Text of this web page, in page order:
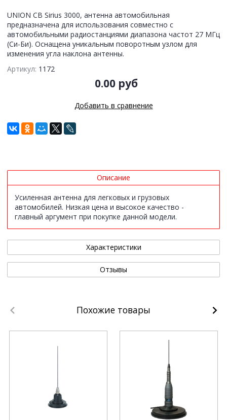
UNION CB Sirius 3000, антенна автомобильная
предназначена для использования совместно с
автомобильными радиостанциями диапазона частот 27 МГц
(Си-Би). Оснащена уникальным поворотным узлом для
изменения угла наклона антенны.
Артикул: 1172
0.00 руб
Добавить в сравнение
Описание
Усиленная антенна для легковых и грузовых
автомобилей. Низкая цена и высокое качество -
главный аргумент при покупке данной модели.
Характеристики
Отзывы
Похожие товары